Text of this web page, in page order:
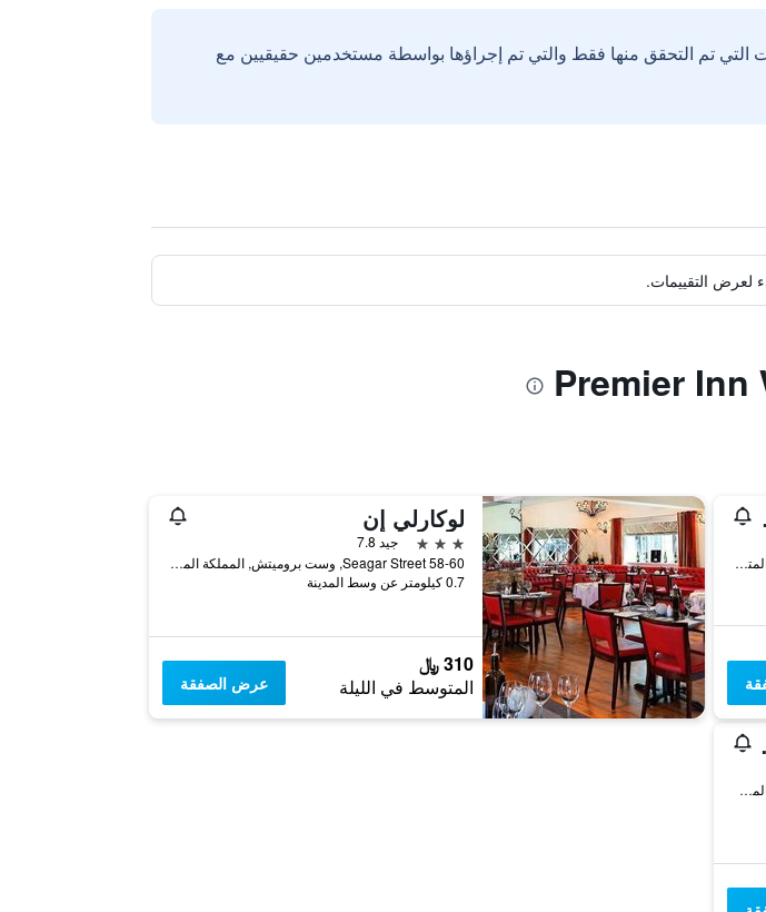
تم التحقق منها فقط والتي تم إجراؤها بواسطة مستخدمين حقيقيين مع
لعرض التقييمات.
3 Providence Place, وست بروميتش, المملكة المتحدة
لوكارلي إن
3 نجوم
جيد 7.8
58-60 Seagar Street, وست بروميتش, المملكة المتحدة
0.7 كيلومتر عن وسط المدينة
310 ﷼
المتوسط في الليلة عرض الصفقة
Birmingham Road M5 Jct 1, وست بروميتش, المملكة المتحدة